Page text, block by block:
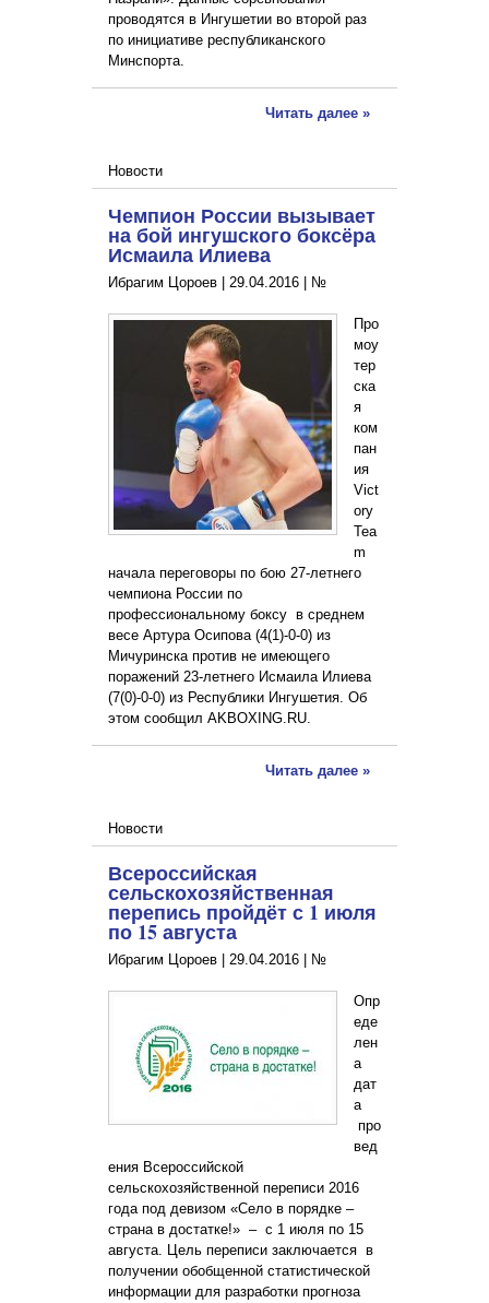
проводятся в Ингушетии во второй раз
по инициативе республиканского
Минспорта.
Читать далее »
Новости
Чемпион России вызывает
на бой ингушского боксёра
Исмаила Илиева
Ибрагим Цороев | 29.04.2016 №
Про
моу
тер
ска
я
ком
пан
ия
Vict
ory
Tea
m
начала переговоры по бою 27-летнего
чемпиона России по
профессиональному боксу в среднем
весе Артура Осипова (4(1)-0-0) из
Мичуринска против не имеющего
поражений 23-летнего Исмаила Илиева
(7(0)-0-0) из Республики Ингушетия. Об
этом сообщил AKBOXING.RU.
Читать далее »
Новости
Всероссийская
сельскохозяйственная
перепись пройдёт с 1 июля
по 15 августа
Ибрагим Цороев | 29.04.2016 №
Опр
еде
лен
а
дат
а
про
вед
ения Всероссийской
сельскохозяйственной переписи 2016
года под девизом «Село в порядке –
страна в достатке!» – с 1 июля по 15
августа. Цель переписи заключается в
получении обобщенной статистической
информации для разработки прогноза